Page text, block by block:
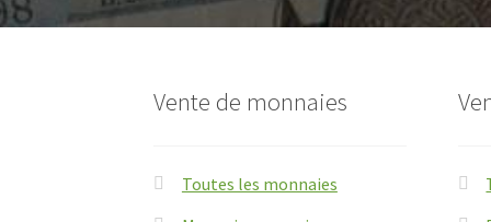
Vente de monnaies
Toutes les monnaies